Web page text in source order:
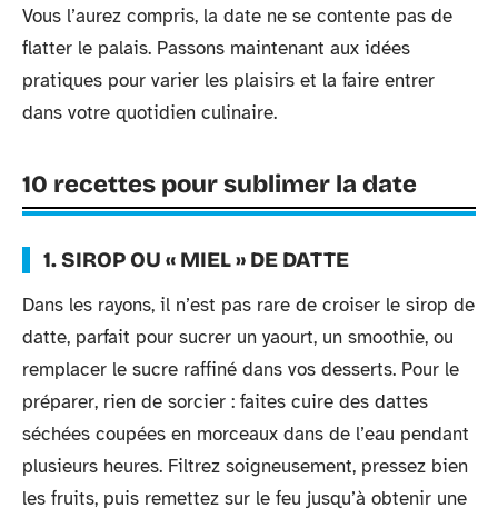
Vous l’aurez compris, la date ne se contente pas de
flatter le palais. Passons maintenant aux idées
pratiques pour varier les plaisirs et la faire entrer
dans votre quotidien culinaire.
10 recettes pour sublimer la date
1. SIROP OU « MIEL » DE DATTE
Dans les rayons, il n’est pas rare de croiser le sirop de
datte, parfait pour sucrer un yaourt, un smoothie, ou
remplacer le sucre raffiné dans vos desserts. Pour le
préparer, rien de sorcier : faites cuire des dattes
séchées coupées en morceaux dans de l’eau pendant
plusieurs heures. Filtrez soigneusement, pressez bien
les fruits, puis remettez sur le feu jusqu’à obtenir une